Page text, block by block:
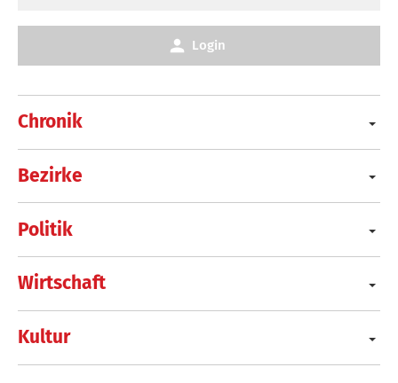
Chronik
Bezirke
Politik
Wirtschaft
Kultur
Login